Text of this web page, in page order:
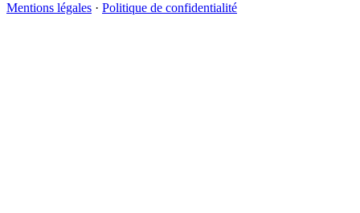
Mentions légales · Politique de confidentialité